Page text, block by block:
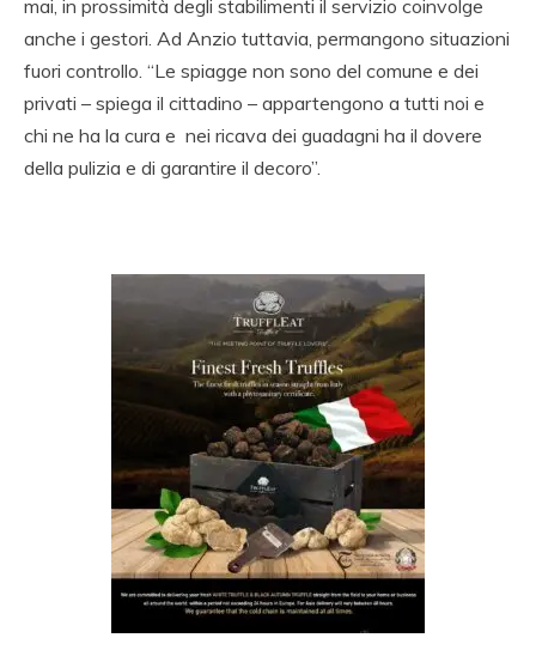
mai, in prossimità degli stabilimenti il servizio coinvolge
anche i gestori. Ad Anzio tuttavia, permangono situazioni
fuori controllo. “Le spiagge non sono del comune e dei
privati – spiega il cittadino – appartengono a tutti noi e
chi ne ha la cura e nei ricava dei guadagni ha il dovere
della pulizia e di garantire il decoro”.